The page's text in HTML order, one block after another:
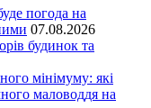
погода на
07.08.2026
будинок та
мінімуму: які
маловоддя на